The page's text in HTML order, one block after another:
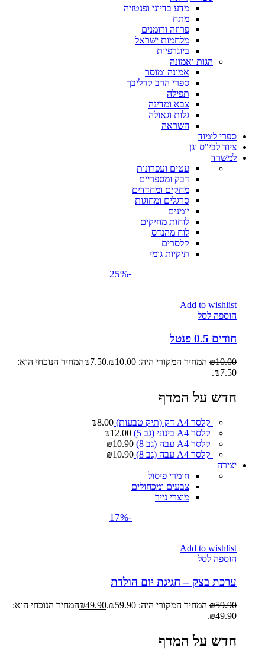
מדע בדיוני ופנטזיה
מתח
פרוזה ורומנים
מלחמות ישראל
ביוגרפיות
הגות ואמונה
אמונה ומוסר
ספרי הרב קרליבך
תפילה
צבא ומדינה
גלות וגאולה
השראה
ספרי לימוד
ציוד לבי"ס וגן
למשרד
עטים ועפרונות
דבק ומספריים
מחקים ומחדדים
סרגלים ומחוגות
יומנים
לוחות מחיקים
לוח מהנדס
קלסרים
תיקיות גומי
-25%
Add to wishlist
הוספה לסל
חודים 0.5 פנטל
₪10.00 המחיר המקורי היה: ₪10.00. ₪7.50
המחיר הנוכחי הוא:
₪7.50.
חדש על המדף
קלסר A4 דק (תיק טבעות) ₪8.00
קלסר A4 בינוני (גב 5)
₪12.00
קלסר A4 עבה (גב 8)
₪10.90
קלסר A4 עבה (גב 8)
₪10.90
יצירה
חומרי פיסול
צבעים ומכחולים
מוצרי נייר
-17%
Add to wishlist
הוספה לסל
ערכת בצק – חגיגת יום הולדת
₪59.90 המחיר המקורי היה: ₪59.90. ₪49.90
המחיר הנוכחי הוא:
₪49.90.
חדש על המדף